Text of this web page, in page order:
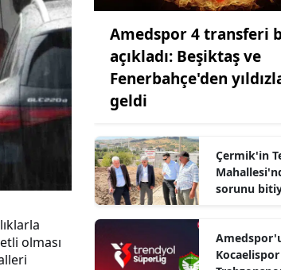
olması
Amedspor 4 transferi
açıkladı: Beşiktaş ve
Fenerbahçe'den
geldi
Çermik'in
sorunu